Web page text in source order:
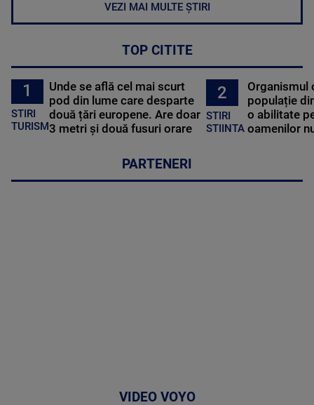
VEZI MAI MULTE ȘTIRI
TOP CITITE
1
STIRI
TURISM
Unde se află cel mai scurt
pod din lume care desparte
două țări europene. Are doar
3 metri și două fusuri orare
2
STIRI
STIINTA
Organismul
populație
o abilitate
oamenilor
PARTENERI
VIDEO VOYO